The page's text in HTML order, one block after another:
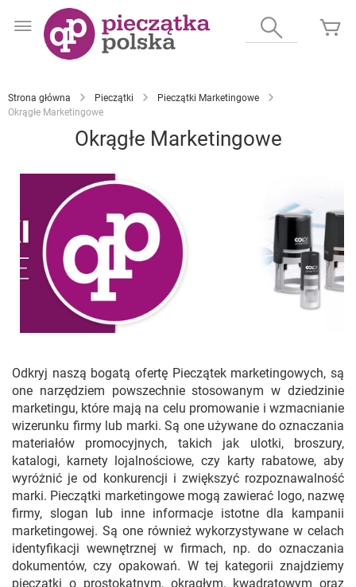
do
Wyszukaj
Strona główna Pieczątki
Pieczątki Marketingowe
Okrągłe Marketingowe
Okrągłe Marketingowe
Odkryj naszą bogatą ofertę Pieczątek marketingowych, są
one narzędziem powszechnie stosowanym w dziedzinie
marketingu, które mają na celu promowanie i wzmacnianie
wizerunku firmy lub marki. Są one używane do oznaczania
materiałów promocyjnych, takich jak ulotki, broszury,
katalogi, karnety lojalnościowe, czy karty rabatowe, aby
wyróżnić je od konkurencji i zwiększyć rozpoznawalność
marki. Pieczątki marketingowe mogą zawierać logo, nazwę
firmy, slogan lub inne informacje istotne dla kampanii
marketingowej. Są one również wykorzystywane w celach
identyfikacji wewnętrznej w firmach, np. do oznaczania
dokumentów, czy opakowań. W tej kategorii znajdziemy
pieczątki o prostokątnym, okrągłym, kwadratowym oraz